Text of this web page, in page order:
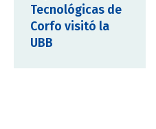
Tecnológicas de
Corfo visitó la
UBB